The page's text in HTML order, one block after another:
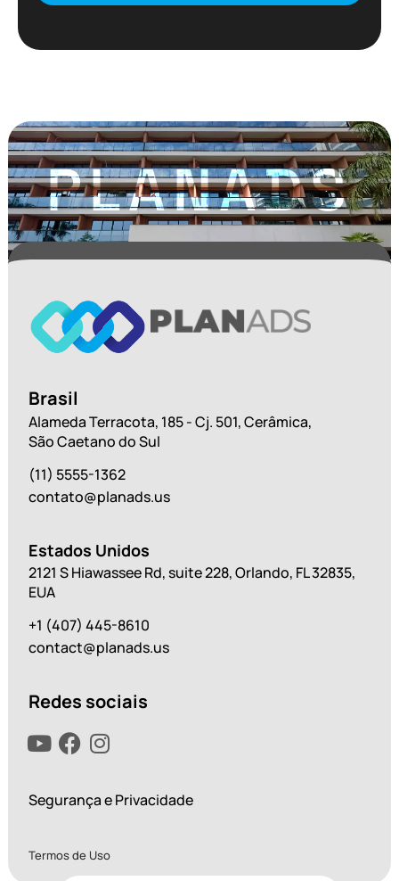
PLANADS
Brasil
Alameda Terracota, 185 - Cj. 501, Cerâmica,
São Caetano do Sul
(11) 5555-1362
contato@planads.us
Estados Unidos
2121 S Hiawassee Rd, suite 228, Orlando, FL 32835,
EUA
+1 (407) 445-8610
contact@planads.us
Redes sociais
Segurança e Privacidade
Termos de Uso